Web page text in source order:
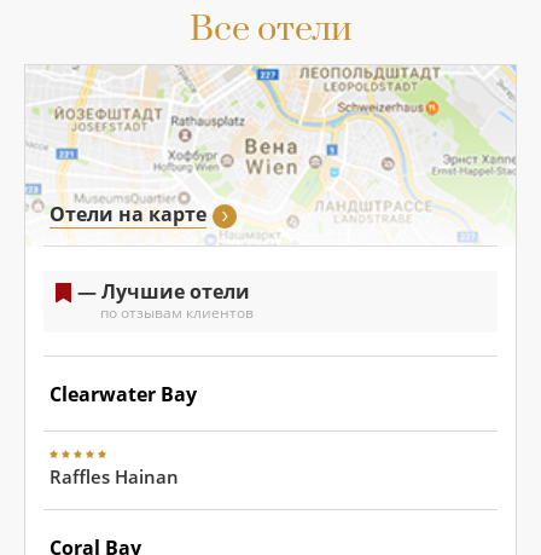
Все отели
Отели на карте
— Лучшие отели
по отзывам клиентов
Clearwater Bay
Raffles Hainan
Coral Bay